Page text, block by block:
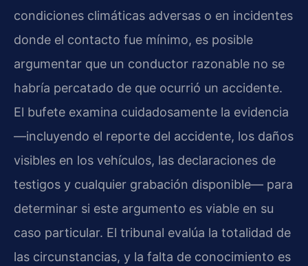
condiciones climáticas adversas o en incidentes
donde el contacto fue mínimo, es posible
argumentar que un conductor razonable no se
habría percatado de que ocurrió un accidente.
El bufete examina cuidadosamente la evidencia
—incluyendo el reporte del accidente, los daños
visibles en los vehículos, las declaraciones de
testigos y cualquier grabación disponible— para
determinar si este argumento es viable en su
caso particular. El tribunal evalúa la totalidad de
las circunstancias, y la falta de conocimiento es